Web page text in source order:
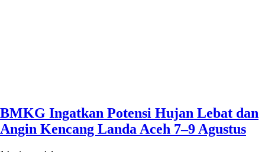
BMKG Ingatkan Potensi Hujan Lebat dan
Angin Kencang Landa Aceh 7–9 Agustus